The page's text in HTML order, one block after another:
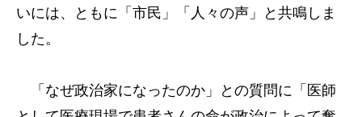
いには、ともに「市民」「人々の声」と共鳴しま
した。
「なぜ政治家になったのか」との質問に「医師